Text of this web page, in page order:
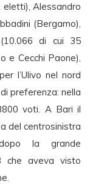
eletti), Alessandro
(Bergamo),
di cui 35
e Cecchi Paone),
l’Ulivo nel nord
preferenza: nella
voti. A Bari il
del centrosinistra
la grande
che aveva visto